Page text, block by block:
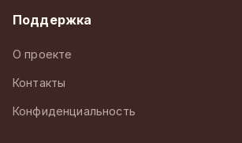
Поддержка
О проекте
Контакты
Конфиденциальность